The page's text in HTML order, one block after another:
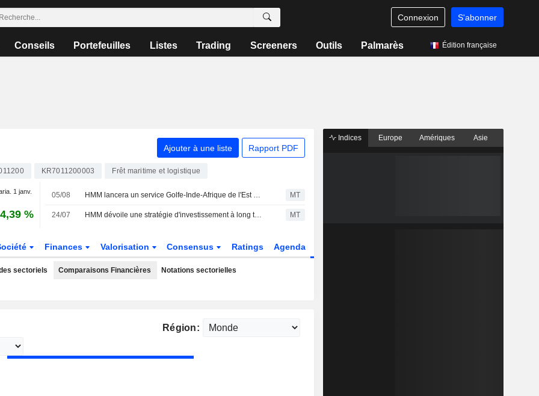
Connexion S'abonner
Conseils Portefeuilles Listes Trading Screeners Outils Palmarès Édition française
Ajouter à une liste Rapport PDF
KR7011200003 Frêt maritime et logistique
1 janv.
%
05/08 HMM lancera un service Golfe-Inde-Afrique de l'Est en septembre MT
24/07 HMM dévoile une stratégie d'investissement à long terme de 29 000 milliards de wons d'ici 2030 MT
Finances Valorisation Consensus Ratings Agenda
sectoriels Comparaisons Financières Notations sectorielles
Région:
Indices Europe Amériques Asie